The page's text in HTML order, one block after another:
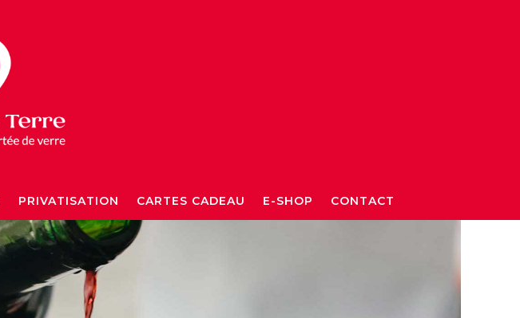
PRIVATISATION CARTES CADEAU E-SHOP CONTACT